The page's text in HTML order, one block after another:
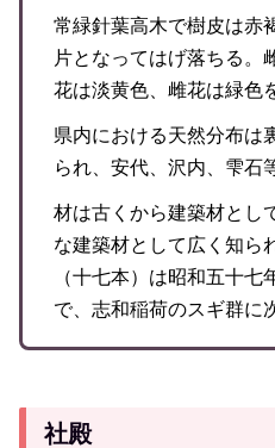
常緑針葉高木で樹皮は赤
片となってはげ落ちる。
花は淡黄色、雌花は緑色
県内における天然分布は
られ、安代、沢内、雫石
材は古くから建築材とし
な建築材として広く知ら
（十七本）は昭和五十七
で、志和稲荷のスギ群に
社殿